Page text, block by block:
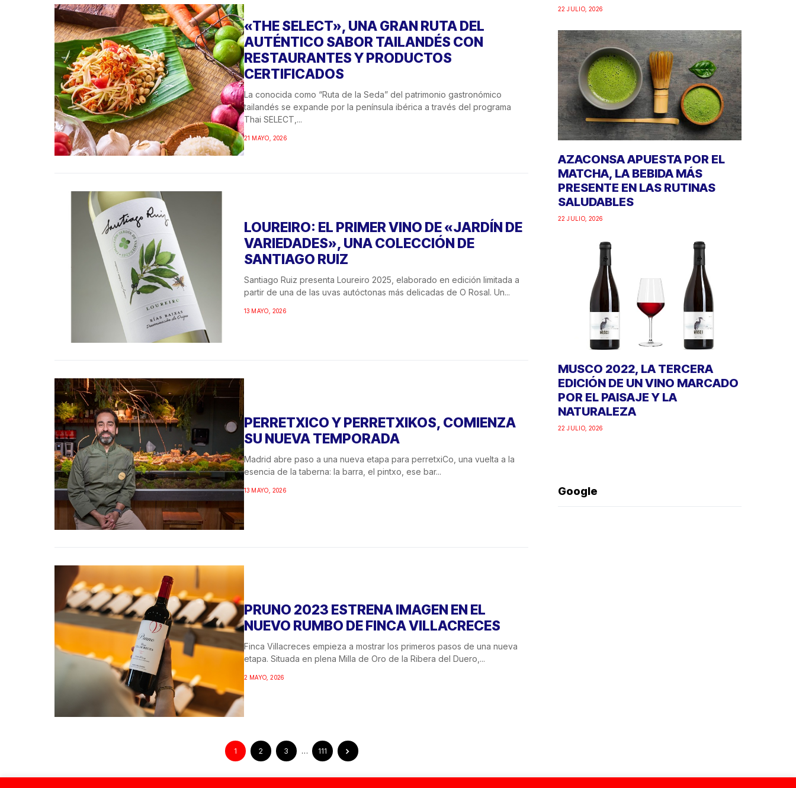
«THE SELECT», UNA GRAN RUTA DEL
AUTÉNTICO SABOR TAILANDÉS CON
RESTAURANTES Y PRODUCTOS
CERTIFICADOS
La conocida como “Ruta de la Seda” del patrimonio gastronómico
tailandés se expande por la península ibérica a través del programa
Thai SELECT,...
21 MAYO, 2026
LOUREIRO: EL PRIMER VINO DE «JARDÍN DE
VARIEDADES», UNA COLECCIÓN DE
SANTIAGO RUIZ
Santiago Ruiz presenta Loureiro 2025, elaborado en edición limitada a
partir de una de las uvas autóctonas más delicadas de O Rosal. Un...
13 MAYO, 2026
PERRETXICO Y PERRETXIKOS, COMIENZA
SU NUEVA TEMPORADA
Madrid abre paso a una nueva etapa para perretxiCo, una vuelta a la
esencia de la taberna: la barra, el pintxo, ese bar...
13 MAYO, 2026
PRUNO 2023 ESTRENA IMAGEN EN EL
NUEVO RUMBO DE FINCA VILLACRECES
Finca Villacreces empieza a mostrar los primeros pasos de una nueva
etapa. Situada en plena Milla de Oro de la Ribera del Duero,...
2 MAYO, 2026
1 2 3 … 111
22 JULIO, 2026
AZACONSA APUESTA POR EL
MATCHA, LA BEBIDA MÁS
PRESENTE EN LAS RUTINAS
SALUDABLES
22 JULIO, 2026
MUSCO 2022, LA TERCERA
EDICIÓN DE UN VINO MARCADO
POR EL PAISAJE Y LA
NATURALEZA
22 JULIO, 2026
Google